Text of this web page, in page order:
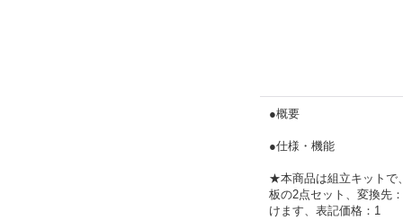
●概要
●仕様・機能
★本商品は組立キットで
板の2点セット、変換先
けます、表記価格：1